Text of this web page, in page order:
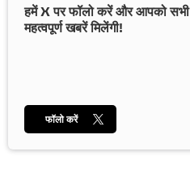
हमें X पर फॉलो करें और आपको सभी
महत्वपूर्ण खबरें मिलेंगी!
फॉलो करें